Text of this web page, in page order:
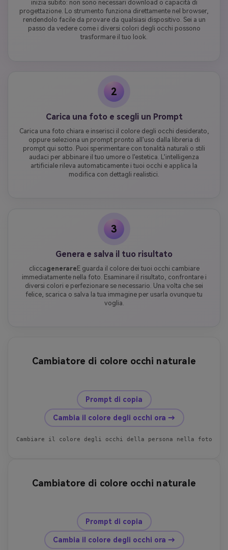
inizia subito: non sono necessari download o capacità di
progettazione. Lo strumento funziona direttamente nel browser,
rendendolo facile da provare da qualsiasi dispositivo. Sei a un
passo da vedere come i diversi colori degli occhi possono
trasformare il tuo look.
2
Carica una foto e scegli un Prompt
Carica una foto chiara e inserisci il colore degli occhi desiderato,
oppure seleziona un prompt pronto all'uso dalla libreria di
prompt qui sotto. Puoi sperimentare con tonalità naturali o stili
audaci per abbinare il tuo umore o l'estetica. L'intelligenza
artificiale rileva automaticamente i tuoi occhi e applica la
modifica con dettagli realistici.
3
Genera e salva il tuo risultato
cliccagenerare E guarda il colore dei tuoi occhi cambiare
immediatamente nella foto. Esaminare il risultato, confrontare i
diversi colori e perfezionare se necessario. Una volta che sei
felice, scarica o salva la tua immagine per usarla ovunque tu
voglia.
Cambiatore di colore occhi naturale
Prompt di copia
Cambia il colore degli occhi ora →
Cambiare il colore degli occhi della persona nella foto
Cambiatore di colore occhi naturale
Prompt di copia
Cambia il colore degli occhi ora →